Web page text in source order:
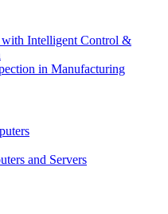
Intelligent Control &
in Manufacturing
and Servers